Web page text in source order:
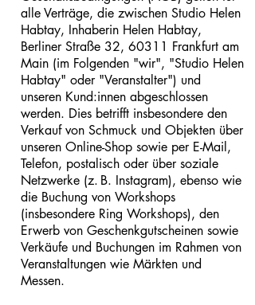
alle Verträge, die zwischen Studio Helen
Habtay, Inhaberin Helen Habtay,
Berliner Straße 32, 60311 Frankfurt am
Main (im Folgenden "wir", "Studio Helen
Habtay" oder "Veranstalter") und
unseren Kund:innen abgeschlossen
werden. Dies betrifft insbesondere den
Verkauf von Schmuck und Objekten über
unseren Online-Shop sowie per E-Mail,
Telefon, postalisch oder über soziale
Netzwerke (z. B. Instagram), ebenso wie
die Buchung von Workshops
(insbesondere Ring Workshops), den
Erwerb von Geschenkgutscheinen sowie
Verkäufe und Buchungen im Rahmen von
Veranstaltungen wie Märkten und
Messen.